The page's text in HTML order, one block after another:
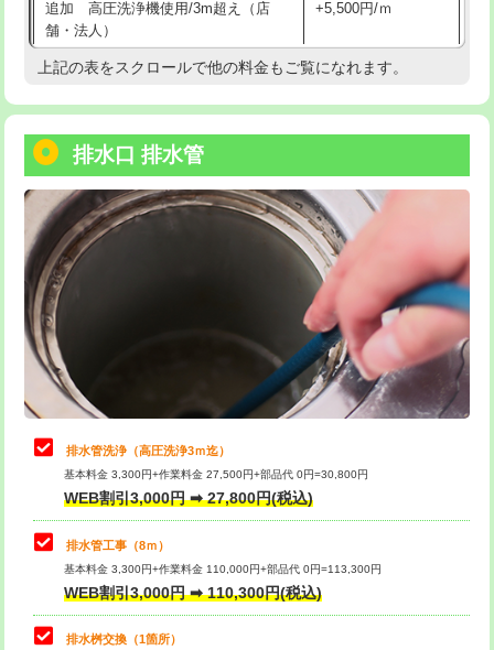
業)
給水管工事※（塩ビ管（VP・HI）使
用/3ｍまで)
用（追加）/3ｍ超え)
給水管工事※（ライニング鋼管・銅
管・ポリ管・HT管使用/3ｍまで)
44,000円
給水管工事※（ライニング鋼管・銅
管・ポリ管・HT管使用/3ｍ超え)
+8,800円
排水管工事（土の掘削・埋め戻し作
業）
11,000円~
排水管工事（排水管工事/3ｍまで） 55,000円
排水管工事（追加 排水管工事/3ｍ超
え）
マス交換（土の掘削・埋め戻し作業）
マス交換（深さ50㎝未満）
マス交換（深さ50㎝以上） 66,000円
コンクリート斫り（厚さ10㎝まで）
追加 高圧洗浄機使用/3m超え（店
舗・法人）
+5,500円/ｍ
高度高圧洗浄換 現地調査
トーラー機使用/3mまで
追加トーラー機使用/3m超え +3,300円
カメラ調査 33,000円
桝清掃 8,800円
止水・漏水調査・防水処理・清掃・修
理・調整・分解・加工など（軽作業）
11,000円
止水・漏水調査・防水処理・清掃・修
理・調整・分解・加工など（中作業）
22,000円
止水・漏水調査・防水処理・清掃・修
理・調整・分解・加工など（重作業）
33,000円
その他部品の脱着
交換・取付（タンク） 22,000円+材料費
交換・取付(単水栓（壁付・デッキ
上記の表をスクロールで他の料金もご覧になれます。
排水口 排水管
排水管洗浄（高圧洗浄3ｍ迄）
基本料金 3,300円+作業料金 27,500円+部品代 0円=30,800円
WEB割引3,000円 ➡ 27,800円(税込)
排水管工事（8ｍ）
基本料金 3,300円+作業料金 110,000円+部品代 0円=113,300円
WEB割引3,000円 ➡ 110,300円(税込)
排水桝交換（1箇所）